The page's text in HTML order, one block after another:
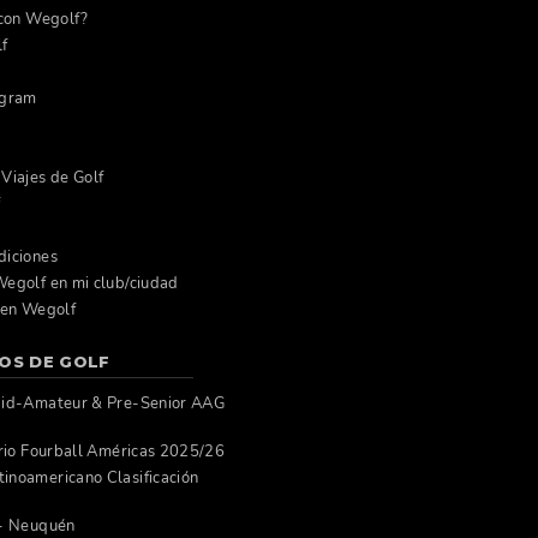
Wegolf?
de Golf
en mi club/ciudad
Wegolf
DE GOLF
Amateur & Pre-Senior AAG
Fourball Américas 2025/26
Clasificación
Neuquén